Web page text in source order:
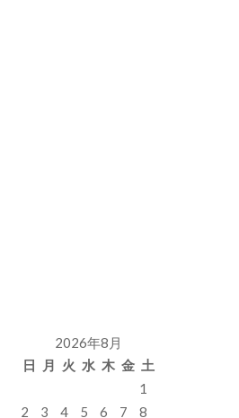
2026年8月
日
月 火 水 木 金 土
1
2
3 4 5 6 7
8